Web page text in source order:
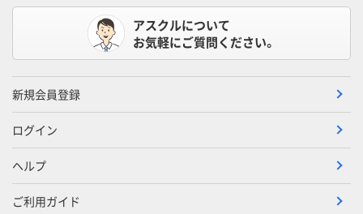
アスクルについて
お気軽にご質問ください。
新規会員登録
ログイン
ヘルプ
ご利用ガイド